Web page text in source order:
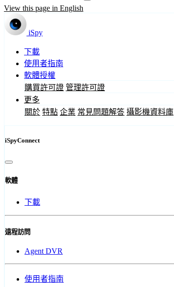
View this page in English
iSpy
下載
使用者指南
軟體授權
購買許可證 管理許可證
更多
關於 特點 企業 常見問題解答 攝影機資料庫
iSpyConnect
軟體
下載
遠程訪問
Agent DVR
使用者指南